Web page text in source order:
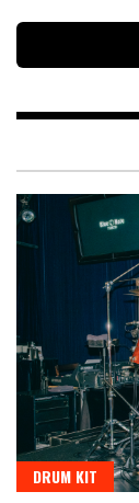
DRUM KIT